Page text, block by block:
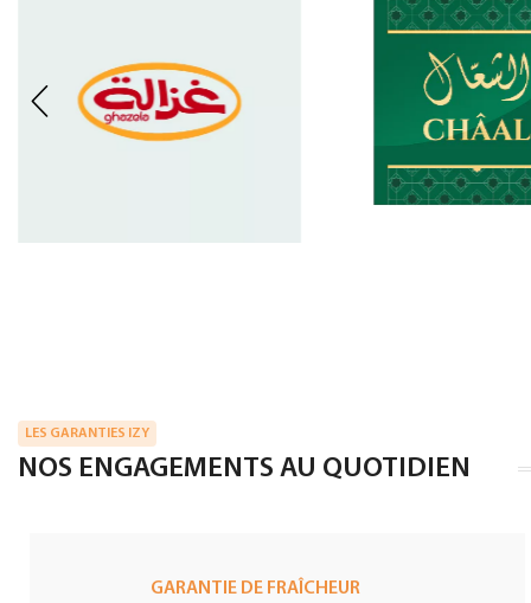
LES GARANTIES IZY
NOS ENGAGEMENTS AU QUOTIDIEN
GARANTIE DE FRAÎCHEUR